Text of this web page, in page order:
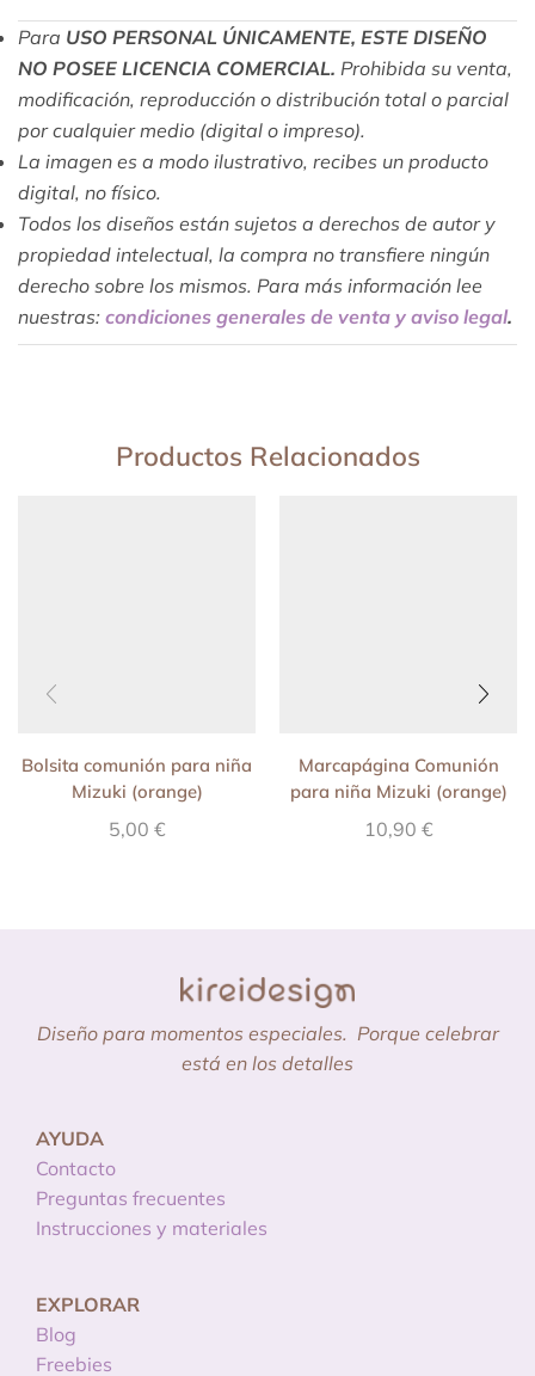
Para USO PERSONAL ÚNICAMENTE, ESTE DISEÑO
NO POSEE LICENCIA COMERCIAL. Prohibida su venta,
modificación, reproducción o distribución total o parcial
por cualquier medio (digital o impreso).
La imagen es a modo ilustrativo, recibes un producto
digital, no físico.
Todos los diseños están sujetos a derechos de autor y
propiedad intelectual, la compra no transfiere ningún
derecho sobre los mismos. Para más información lee
nuestras: condiciones generales de venta y aviso legal.
Productos Relacionados
Bolsita comunión para niña
Mizuki (orange)
5,00 €
Marcapágina Comunión
para niña Mizuki (orange)
10,90 €
Diseño para momentos especiales. Porque celebrar
está en los detalles
AYUDA
Contacto
Preguntas frecuentes
Instrucciones y materiales
EXPLORAR
Blog
Freebies